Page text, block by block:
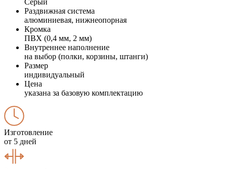
Раздвижная система
алюминиевая, нижнеопорная
Кромка
ПВХ (0,4 мм, 2 мм)
Внутреннее наполнение
на выбор (полки, корзины, штанги)
Размер
индивидуальный
Цена
указана за базовую комплектацию
Изготовление
от 5 дней